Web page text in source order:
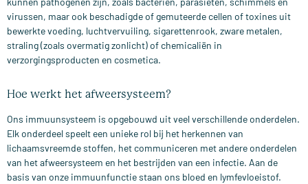
virussen, maar ook beschadigde of gemuteerde cellen of toxines uit
bewerkte voeding, luchtvervuiling, sigarettenrook, zware metalen,
straling (zoals overmatig zonlicht) of chemicaliën in
verzorgingsproducten en cosmetica.
Hoe werkt het afweersysteem?
Ons immuunsysteem is opgebouwd uit veel verschillende onderdelen.
Elk onderdeel speelt een unieke rol bij het herkennen van
lichaamsvreemde stoffen, het communiceren met andere onderdelen
van het afweersysteem en het bestrijden van een infectie. Aan de
basis van onze immuunfunctie staan ons bloed en lymfevloeistof.